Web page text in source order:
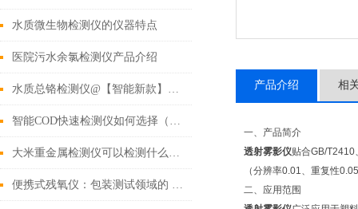
水质微生物检测仪的仪器特点
医院污水余氯检测仪产品介绍
水质总铬检测仪@【智能新款】2022_水质总铬检测仪
智能COD快速检测仪如何选择（盘点2022好用的COD快速检测仪）
大米重金属检测仪可以检测什么（盘点市场上好用的大米重金属检测仪）
便携式残氧仪：包装测试领域的 “密封卫士”
产品介绍 相
一、产品简介
透射雾影仪贴合GB/
（分辨率0.01、重复性
二、应用范围